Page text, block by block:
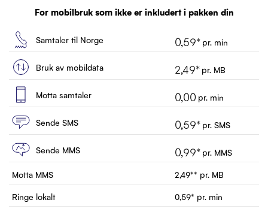
Kundeservice
Kontakt
For mobilbruk som ikke er inkludert i pakken din
Samtaler til Norge 0,59* pr. min
Bruk av mobildata 2,49* pr. MB
Motta samtaler 0,00 pr. min
Sende SMS 0,59* pr. SMS
Sende MMS 0,99* pr. MMS
Motta MMS 2,49** pr. MB
Ringe lokalt 0,59* pr. min